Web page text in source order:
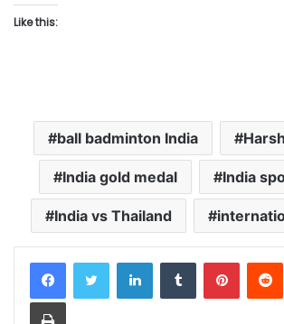
Like this:
ball badminton India
India gold medal India
India vs Thailand
LinkedInTumblr Pinterest
Print